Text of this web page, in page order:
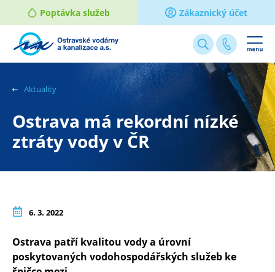
Poptávka služeb Zákaznický účet
Webové
stránky
míruAktuality
Ostrava má rekordní nízké
ztráty vody v ČR
6. 3. 2022
Ostrava patří kvalitou vody a úrovní
poskytovaných vodohospodářských služeb ke